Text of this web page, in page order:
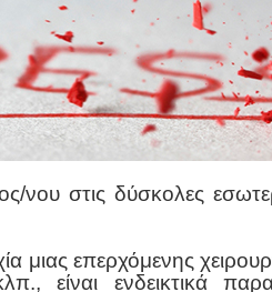
στις δύσκολες
μιας επερχόμενης
είναι ενδεικτικά